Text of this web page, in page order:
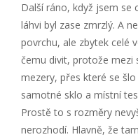
Další ráno, když jsem se
láhvi byl zase zmrzlý. A
povrchu, ale zbytek celé
čemu divit, protože mezi
mezery, přes které se
samotné sklo a místní
Prostě to s rozměry
nerozhodí. Hlavně, že